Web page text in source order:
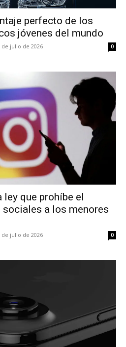
perfecto de los
jóvenes del mundo
de julio de 2026 0
ley que prohíbe el
sociales a los menores
de julio de 2026 0